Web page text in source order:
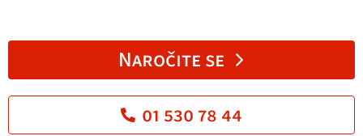
Naročite se
01 530 78 44